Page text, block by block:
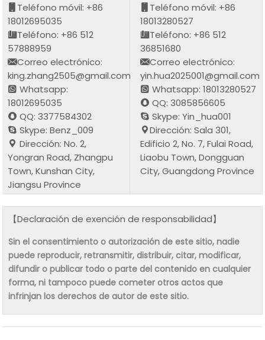
Teléfono móvil: +86
18012695035
Teléfono: +86 512
57888959
Correo electrónico:
king.zhang2505@gmail.com
Whatsapp:
18012695035
QQ: 3377584302
Skype: Benz_009
Dirección: No. 2,
Yongran Road, Zhangpu
Town, Kunshan City,
Jiangsu Province
Teléfono móvil: +86
18013280527
Teléfono: +86 512
36851680
Correo electrónico:
yin.hua2025001@gmail.com
Whatsapp: 18013280527
QQ: 3085856605
Skype: Yin_hua001
Dirección: Sala 301,
Edificio 2, No. 7, Fulai Road,
Liaobu Town, Dongguan
City, Guangdong Province
【Declaración de exención de responsabilidad】
Sin el consentimiento o autorización de este sitio, nadie
puede reproducir, retransmitir, distribuir, citar, modificar,
difundir o publicar todo o parte del contenido en cualquier
forma, ni tampoco puede cometer otros actos que
infrinjan los derechos de autor de este sitio.